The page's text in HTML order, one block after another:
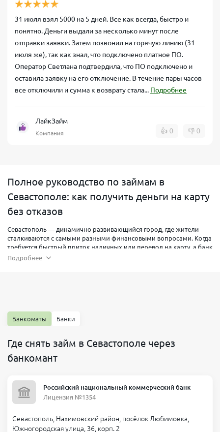
31 июля взял 5000 на 5 дней. Все как всегда, быстро и
понятно. Деньги выдали за несколько минут после
отправки заявки. Затем позвонил на горячую линию (31
июля же), так как знал, что подключено платное ПО.
Оператор Светлана подтвердила, что ПО подключено и
оставила заявку на его отключение. В течение пары часов
все отключили и сумма к возврату стала... Подробнее
ЛайкЗайм
Компания 👍 0 👎 0
Полное руководство по займам в
Севастополе: как получить деньги на карту
без отказов
Севастополь — динамично развивающийся город, где жители
сталкиваются с самыми разными финансовыми вопросами. Когда
требуется быстрый приток наличных или перевод на карту, а банк
оказывается слишком медлителен,
Преимущества займов в Севастополе
Подробнее
Банкоматы Банки
Где снять займ в Севастополе через
банкомант
Российский национальный коммерческий банк
Лицензия №1354
Севастополь, Нахимовский район, посёлок Любимовка,
Южногородская улица, 36, корп. 2